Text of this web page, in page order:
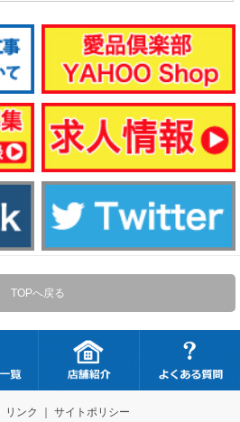
TOPへ戻る
リンク ｜ サイトポリシー